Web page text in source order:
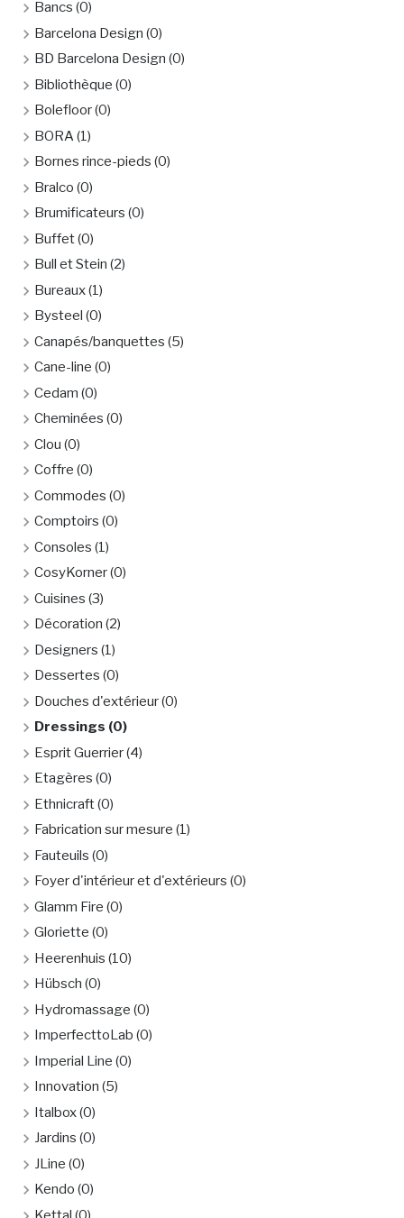
Bancs (0)
Barcelona Design (0)
BD Barcelona Design (0)
Bibliothèque (0)
Bolefloor(0)
BORA (1)
Bornes rince-pieds (0)
Bralco (0)
Brumificateurs (0)
Buffet(0)
Bull et Stein (2)
Bureaux(1)
Bysteel (0)
Canapés/banquettes (5)
Cane-line (0)
Cedam (0)
Cheminées (0)
Clou (0)
Coffre (0)
Commodes (0)
Comptoirs (0)
Consoles (1)
CosyKorner(0)
Cuisines (3)
Décoration (2)
Designers (1)
Dessertes (0)
Douches d'extérieur(0)
Dressings (0)
Esprit Guerrier(4)
Etagères (0)
Ethnicraft(0)
Fabrication sur mesure (1)
Fauteuils (0)
Foyer d'intérieur et d'extérieurs (0)
Glamm Fire (0)
Gloriette (0)
Heerenhuis (10)
Hübsch (0)
Hydromassage (0)
ImperfecttoLab (0)
Imperial Line (0)
Innovation (5)
Italbox(0)
Jardins (0)
JLine (0)
Kendo (0)